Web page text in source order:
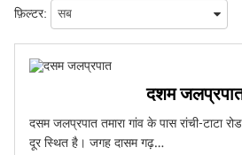
फ़िल्टर:
दशम
दसम जलप्रपात तमारा गांव के पास रांची-टाटा
दूर स्थित है। जगह दासम गढ़…